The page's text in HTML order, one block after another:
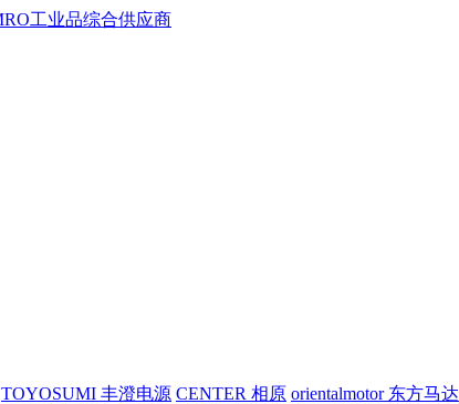
TOYOSUMI 丰澄电源 CENTER 相原 orientalmotor 东方马达